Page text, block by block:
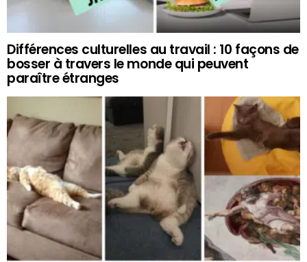
Différences culturelles au travail : 10 façons de
bosser à travers le monde qui peuvent
paraître étranges